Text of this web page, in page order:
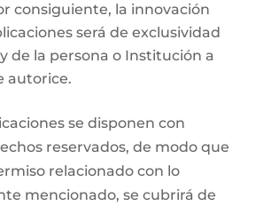
consiguiente, la innovación
será de exclusividad
de la persona o Institución a
autorice.
se disponen con
reservados, de modo que
relacionado con lo
mencionado, se cubrirá de